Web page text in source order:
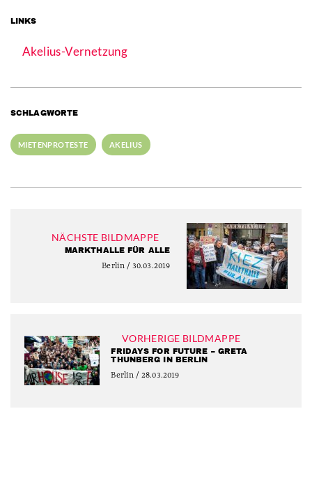
LINKS
Akelius-Vernetzung
SCHLAGWORTE
MIETENPROTESTE AKELIUS
NÄCHSTE BILDMAPPE
MARKTHALLE FÜR ALLE
Berlin / 30.03.2019
VORHERIGE BILDMAPPE
FRIDAYS FOR FUTURE – GRETA
THUNBERG IN BERLIN
Berlin / 28.03.2019